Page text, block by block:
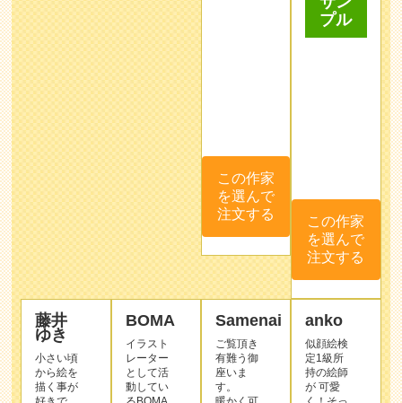
藤井
ゆき
小さい頃
から絵を
描く事が
好きで
アトリエ
に通い絵
の専門学
校を卒業
しまし
た。
現在はフ
リマやイ
ベントで
BOMA
イラスト
レーター
として活
動してい
るBOMA
と申しま
す！
一枚の似
生の思い
出に残る
よう、一
人ひとり
の素敵な
個性を、
Samenai
ご覧頂き
有難う御
座いま
す。
暖かく可
愛い、個
性を大事
にしつつ
ぎない似
顔絵を
心を込め
てお描き
します. ｡.
: *
持の絵師
が 可愛
く！そっ
くり！ほ
っこり！
をモット
込めて♡
似顔絵を
お描きし
ます(* 'ᵕ'
)☆